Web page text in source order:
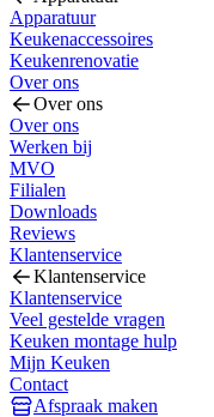
Apparatuur
Keukenaccessoires
Keukenrenovatie
Over ons
Over ons
Over ons
Werken bij
MVO
Filialen
Downloads
Reviews
Klantenservice
Klantenservice
Klantenservice
Veel gestelde vragen
Keuken montage hulp
Mijn Keuken
Contact
Afspraak maken